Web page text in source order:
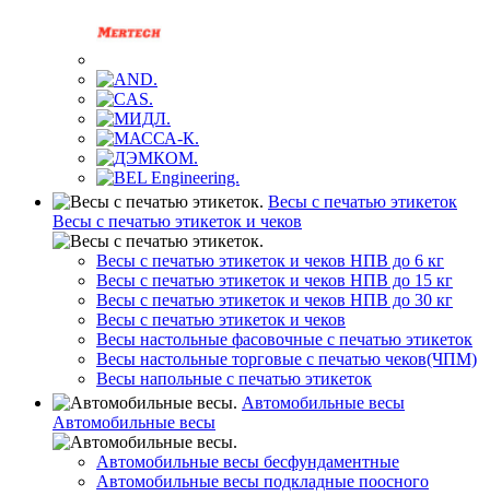
Весы с печатью этикеток
Весы с печатью этикеток и чеков
Весы с печатью этикеток и чеков НПВ до 6 кг
Весы с печатью этикеток и чеков НПВ до 15 кг
Весы с печатью этикеток и чеков НПВ до 30 кг
Весы с печатью этикеток и чеков
Весы настольные фасовочные с печатью этикеток
Весы настольные торговые с печатью чеков(ЧПМ)
Весы напольные с печатью этикеток
Автомобильные весы
Автомобильные весы
Автомобильные весы бесфундаментные
Автомобильные весы подкладные поосного